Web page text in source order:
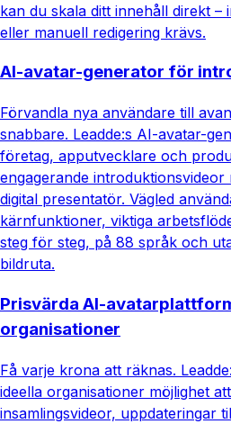
kan du skala ditt innehåll direkt –
eller manuell redigering krävs.
AI-avatar-generator för
Förvandla nya användare till
snabbare. Leadde:s AI-avatar-
företag, apputvecklare och
engagerande
digital presentatör. Vägled
kärnfunktioner, viktiga
steg för steg, på 88 språk och
bildruta.
Prisvärda AI-
organisationer
Få varje krona att räknas.
ideella organisationer möjlighet
insamlingsvideor, uppdateringar